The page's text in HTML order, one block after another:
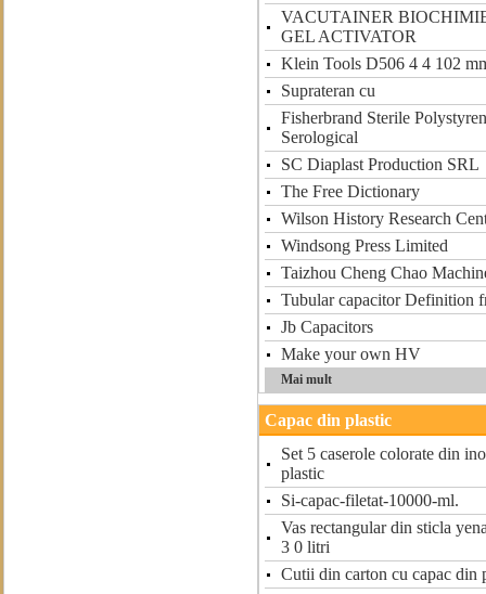
VACUTAINER
GEL ACTIVATOR
Klein Tools D506 4 4 102
Suprateran cu
Fisherbrand Sterile
Serological
SC Diaplast Production SRL
The Free Dictionary
Wilson History Research
Windsong Press Limited
Taizhou Cheng Chao
Tubular capacitor Definition
Jb Capacitors
Make your own HV
Mai mult
Capac din plastic
Set 5 caserole colorate din
plastic
Si-capac-filetat-10000-ml.
Vas rectangular din sticla
3 0 litri
Cutii din carton cu capac din